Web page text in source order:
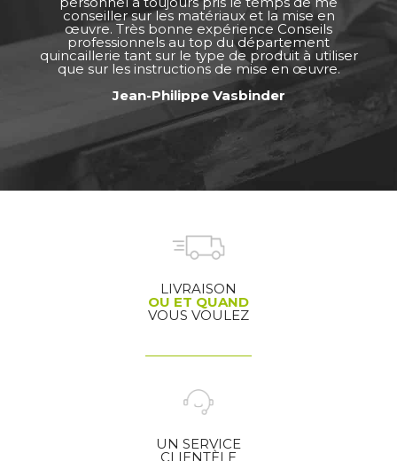
conseiller sur les matériaux et la mise en
œuvre. Très bonne expérience Conseils
professionnels au top du département
quincaillerie tant sur le type de produit à utiliser
que sur les instructions de mise en œuvre.
Jean-Philippe Vasbinder
LIVRAISON
OU ET QUAND
VOUS VOULEZ
UN SERVICE
CLIENTÈLE